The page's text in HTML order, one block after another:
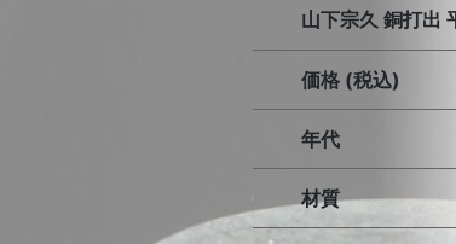
山下宗久 銅打
価格 (税込)
年代
材質